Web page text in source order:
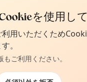
を使用し
用いただくため
。
ご利用ください。